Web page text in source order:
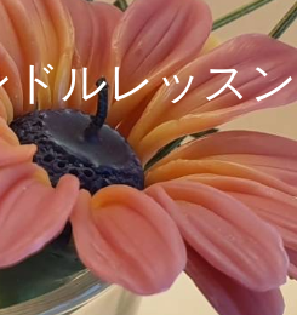
ルレッスン